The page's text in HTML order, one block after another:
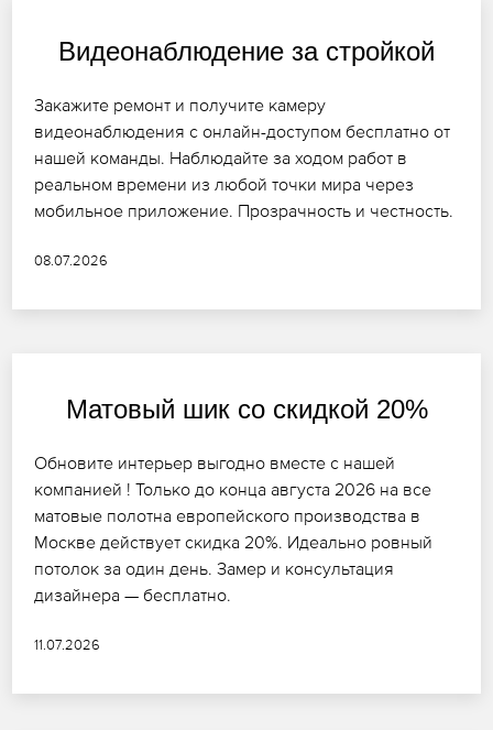
Видеонаблюдение за стройкой
Закажите ремонт и получите камеру
видеонаблюдения с онлайн-доступом бесплатно от
нашей команды. Наблюдайте за ходом работ в
реальном времени из любой точки мира через
мобильное приложение. Прозрачность и честность.
08.07.2026
Матовый шик со скидкой 20%
Обновите интерьер выгодно вместе с нашей
компанией ! Только до конца августа 2026 на все
матовые полотна европейского производства в
Москве действует скидка 20%. Идеально ровный
потолок за один день. Замер и консультация
дизайнера — бесплатно.
11.07.2026